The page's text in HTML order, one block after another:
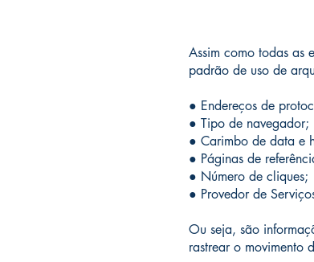
Assim como todas as
padrão de uso de
● Endereços de
● Tipo de navegador;
● Carimbo de data e
● Páginas de
● Número de cliques;
● Provedor de
Ou seja, são
rastrear o movimento